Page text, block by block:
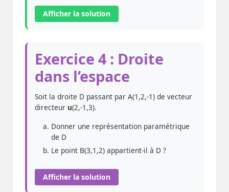
Afficher la solution
Exercice 4 : Droite
dans l’espace
Soit la droite D passant par A(1,2,-1) de vecteur
directeur u(2,-1,3).
Donner une représentation paramétrique
de D
Le point B(3,1,2) appartient-il à D ?
Afficher la solution